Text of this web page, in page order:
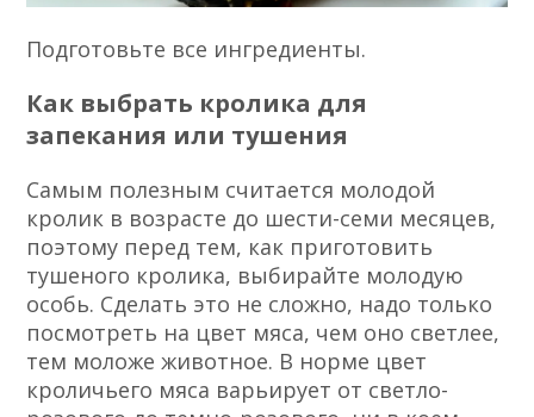
Подготовьте все ингредиенты.
Как выбрать кролика для
запекания или тушения
Самым полезным считается молодой
кролик в возрасте до шести-семи месяцев,
поэтому перед тем, как приготовить
тушеного кролика, выбирайте молодую
особь. Сделать это не сложно, надо только
посмотреть на цвет мяса, чем оно светлее,
тем моложе животное. В норме цвет
кроличьего мяса варьирует от светло-